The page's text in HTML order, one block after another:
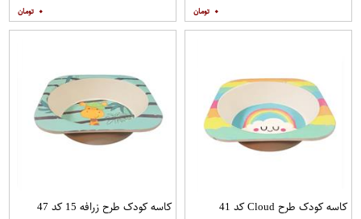
۰ ۰
کاسه کودک طرح Cloud کد 41 کاسه کودک طرح زرافه 15 کد 47